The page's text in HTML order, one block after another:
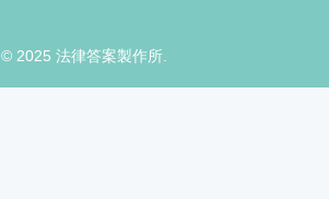
© 2025 法律答案製作所.